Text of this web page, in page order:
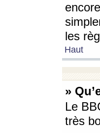
les
Haut
»
Le
très